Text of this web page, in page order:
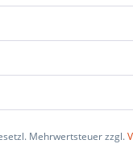
Mehrwertsteuer zzgl.